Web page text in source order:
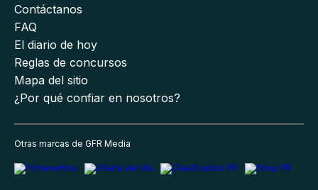
Contáctanos
FAQ
El diario de hoy
Reglas de concursos
Mapa del sitio
¿Por qué confiar en nosotros?
Otras marcas de GFR Media